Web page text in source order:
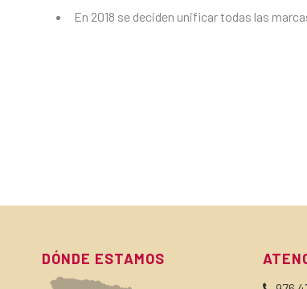
En 2018 se deciden unificar todas las
DÓNDE ESTAMOS